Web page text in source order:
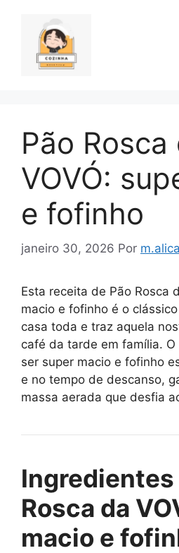
conteúdo
Pão Rosca
VOVÓ:
e fofinho
janeiro 30, 2026 Por
Esta receita de Pão Rosca
macio e fofinho é o
casa toda e traz aquela
café da tarde em família.
ser super macio e fofinho
e no tempo de descanso,
massa aerada que desfia
Ingredientes
Rosca da
macio e